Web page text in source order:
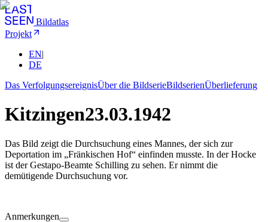
Bildatlas
Projekt
EN|
DE
Das VerfolgungsereignisÜber die BildserieBildserienÜberlieferung
Kitzingen23.03.1942
Das Bild zeigt die Durchsuchung eines Mannes, der sich zur
Deportation im „Fränkischen Hof“ einfinden musste. In der Hocke
ist der Gestapo-Beamte Schilling zu sehen. Er nimmt die
demütigende Durchsuchung vor.
Anmerkungen